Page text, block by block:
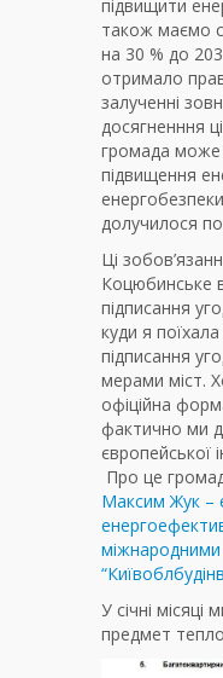
підвищити
також маємо
на 30 % до
отримало
залученні
досягненння
громада
підвищення
долучилося
Ці
Коцюбинське
підписання
куди я
підписання
мерами міст.
офіційна
фактично ми
європейської
Про це
Максим Жук –
У січні
предмет